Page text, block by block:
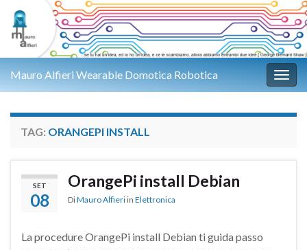
Mauro Alfieri Wearable Domotica Robotica
TAG: ORANGEPI INSTALL
SET
08
OrangePi install Debian
DiMauro Alfieri in Elettronica
La procedure OrangePi install Debian ti guida passo